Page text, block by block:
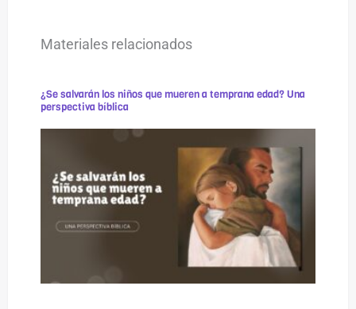
Materiales relacionados
¿Se salvarán los niños que mueren a temprana edad? Una
perspectiva bíblica